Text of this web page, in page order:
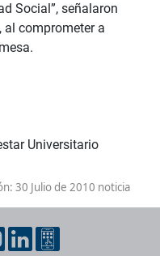
Social”, señalaron
al comprometer a
Universitario
30 Julio de 2010 noticia